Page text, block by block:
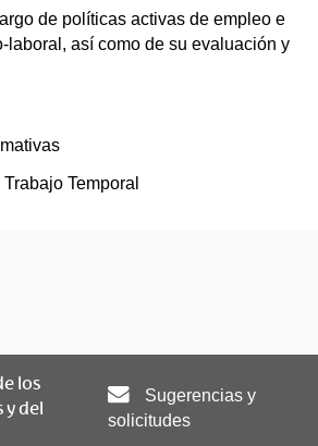
de políticas activas de empleo e
laboral, así como de su evaluación y
Temporal
los
y del
Sugerencias y
solicitudes